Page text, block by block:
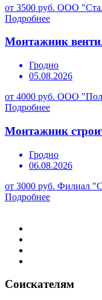
от 3500 руб. ООО
Подробнее
Монтажник
Гродно
05.08.2026
от 4000 руб. ООО
Подробнее
Монтажник
Гродно
06.08.2026
от 3000 руб. Филиал
Подробнее
Соискателям